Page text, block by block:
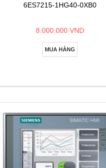
6ES7215-1HG40-0XB0
8.000.000 VND
MUA HÀNG